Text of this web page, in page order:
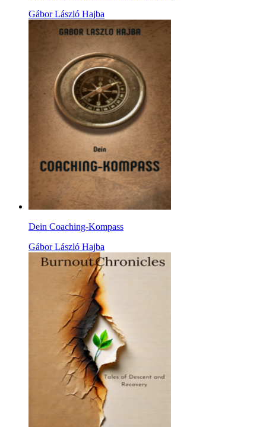
Gábor László Hajba
Dein Coaching-Kompass
Gábor László Hajba